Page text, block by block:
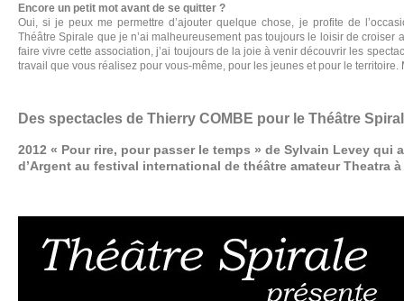
Encore un petit mot avant de se quitter ?
Oui, si je peux me permettre d’ajouter quelque chose, je profite de
Théâtre Spirale que je n’ai malheureusement pas toujours le loisir de croiser
faire vivre cette association, j’ai toujours de la joie à venir découvrir les
travail que vous réalisez pour vous-même, pour les jeunes et pour le
Des spectacles de Thierry COMBE pour le Théâtre
2012 « Pour rire, pour passer le temps » de Sylvain Levey qui
d’Argent au festival international de théâtre amateur Theatra